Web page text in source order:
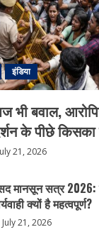
इंडिया
बवाल,
के पीछे किसका
21, 2026
मानसून सत्र
क्यों है महत्वपूर्ण?
July 21, 2026